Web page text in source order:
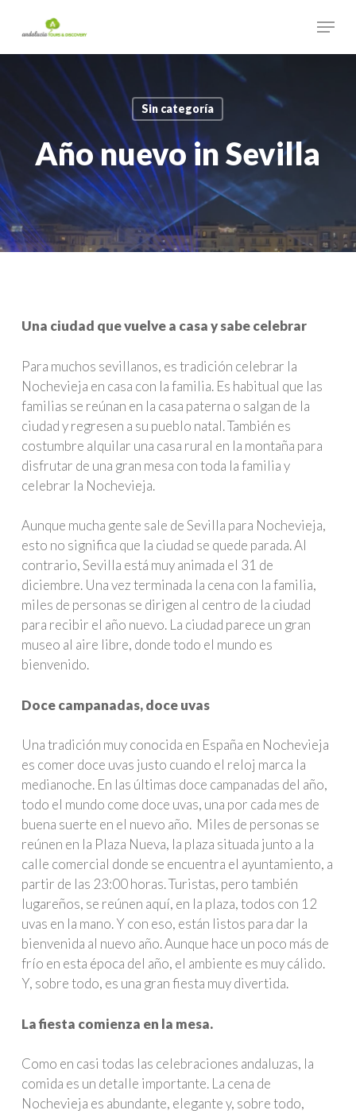
content
Menu
Sin categoría
Año nuevo in Sevilla
Una ciudad que vuelve a casa y sabe celebrar
Para muchos sevillanos, es tradición celebrar la
Nochevieja en casa con la familia. Es habitual que las
familias se reúnan en la casa paterna o salgan de la
ciudad y regresen a su pueblo natal. También es
costumbre alquilar una casa rural en la montaña para
disfrutar de una gran mesa con toda la familia y
celebrar la Nochevieja.
Aunque mucha gente sale de Sevilla para Nochevieja,
esto no significa que la ciudad se quede parada. Al
contrario, Sevilla está muy animada el 31 de
diciembre. Una vez terminada la cena con la familia,
miles de personas se dirigen al centro de la ciudad
para recibir el año nuevo. La ciudad parece un gran
museo al aire libre, donde todo el mundo es
bienvenido.
Doce campanadas, doce uvas
Una tradición muy conocida en España en Nochevieja
es comer doce uvas justo cuando el reloj marca la
medianoche. En las últimas doce campanadas del año,
todo el mundo come doce uvas, una por cada mes de
buena suerte en el nuevo año. Miles de personas se
reúnen en la Plaza Nueva, la plaza situada junto a la
calle comercial donde se encuentra el ayuntamiento, a
partir de las 23:00 horas. Turistas, pero también
lugareños, se reúnen aquí, en la plaza, todos con 12
uvas en la mano. Y con eso, están listos para dar la
bienvenida al nuevo año. Aunque hace un poco más de
frío en esta época del año, el ambiente es muy cálido.
Y, sobre todo, es una gran fiesta muy divertida.
La fiesta comienza en la mesa.
Como en casi todas las celebraciones andaluzas, la
comida es un detalle importante. La cena de
Nochevieja es abundante, elegante y, sobre todo,